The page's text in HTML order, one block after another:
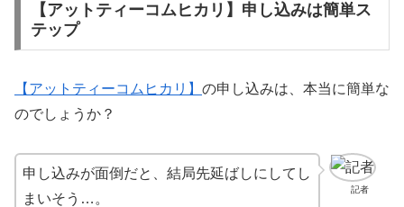
【アットティーコムヒカリ】申し込みは簡単ス
テップ
【アットティーコムヒカリ】 の申し込みは、本当に簡単な
のでしょうか？
記者
申し込みが面倒だと、結局先延ばしにしてし
まいそう…。